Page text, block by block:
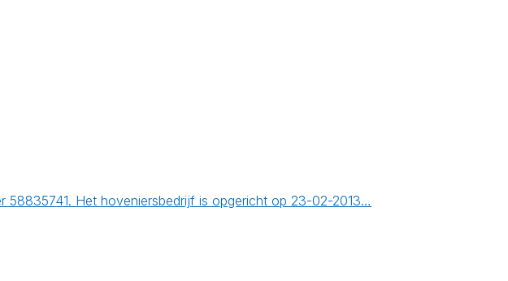
58835741. Het hoveniersbedrijf is opgericht op 23-02-2013…